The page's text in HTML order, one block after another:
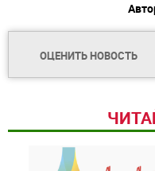
ОЦЕНИТЬ НОВОСТЬ